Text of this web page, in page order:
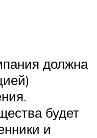
должна
будет
и